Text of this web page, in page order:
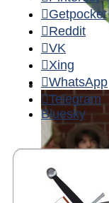
Getpocket
Reddit
VK
Xing
WhatsApp
Telegram
Bluesky